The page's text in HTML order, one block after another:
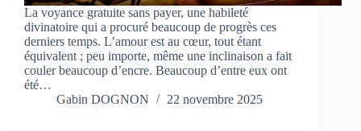
La voyance gratuite sans payer, une habileté
divinatoire qui a procuré beaucoup de progrès ces
derniers temps. L’amour est au cœur, tout étant
équivalent ; peu importe, même une inclinaison a fait
couler beaucoup d’encre. Beaucoup d’entre eux ont
été…
Gabin DOGNON
22 novembre 2025